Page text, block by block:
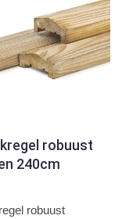
robuust
240cm
robuust